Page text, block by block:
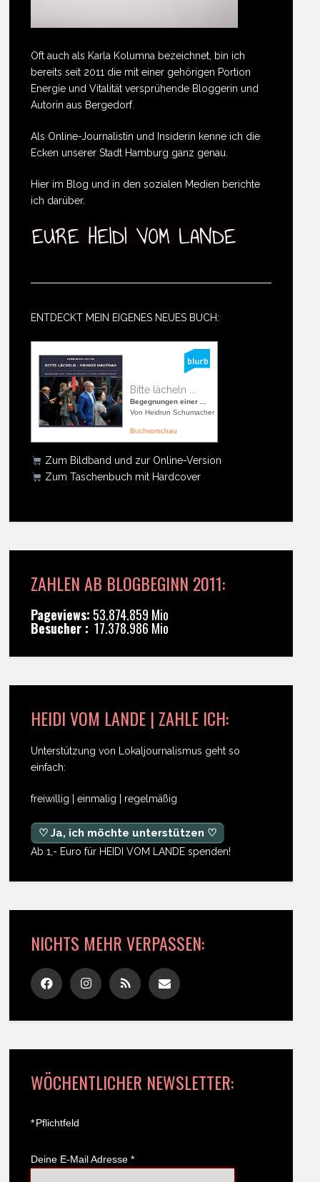
Oft auch als Karla Kolumna bezeichnet, bin ich
bereits seit 2011 die mit einer gehörigen Portion
Energie und Vitalität versprühende Bloggerin und
Autorin aus Bergedorf.
Als Online-Journalistin und Insiderin kenne ich die
Ecken unserer Stadt Hamburg ganz genau.
Hier im Blog und in den sozialen Medien berichte
ich darüber.
ENTDECKT MEIN EIGENES NEUES BUCH:
Bitte lächeln ...
Begegnungen einer ...
Von Heidrun Schumacher
Buchvorschau
Zum Bildband und zur Online-Version
Zum Taschenbuch mit Hardcover
ZAHLEN AB BLOGBEGINN 2011:
Pageviews: 53.874.859 Mio
Besucher : 17.378.986 Mio
HEIDI VOM LANDE | ZAHLE ICH:
Unterstützung von Lokaljournalismus geht so
einfach:
freiwillig | einmalig | regelmäßig
♡ Ja, ich möchte unterstützen ♡
Ab 1,- Euro für HEIDI VOM LANDE spenden!
NICHTS MEHR VERPASSEN:
WÖCHENTLICHER NEWSLETTER:
*Pflichtfeld
Deine E-Mail Adresse *